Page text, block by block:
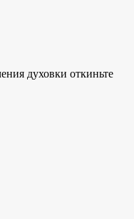
духовки откиньте